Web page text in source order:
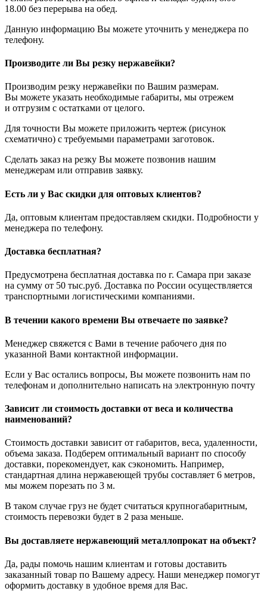
18.00 без перерыва на обед.
Данную информацию Вы можете уточнить у менеджера по
телефону.
Производите ли Вы резку нержавейки?
Производим резку нержавейки по Вашим размерам.
Вы можете указать необходимые габариты, мы отрежем
и отгрузим с остатками от целого.
Для точности Вы можете приложить чертеж (рисунок
схематично) с требуемыми параметрами заготовок.
Сделать заказ на резку Вы можете позвонив нашим
менеджерам или отправив заявку.
Есть ли у Вас скидки для оптовых клиентов?
Да, оптовым клиентам предоставляем скидки. Подробности у
менеджера по телефону.
Доставка бесплатная?
Предусмотрена бесплатная доставка по г. Самара при заказе
на сумму от 50 тыс.руб. Доставка по России осуществляется
транспортными логистическими компаниями.
В течении какого времени Вы отвечаете по заявке?
Менеджер свяжется с Вами в течение рабочего дня по
указанной Вами контактной информации.
Если у Вас остались вопросы, Вы можете позвонить нам по
телефонам и дополнительно написать на электронную почту
Зависит ли стоимость доставки от веса и количества
наименований?
Стоимость доставки зависит от габаритов, веса, удаленности,
объема заказа. Подберем оптимальный вариант по способу
доставки, порекомендует, как сэкономить. Например,
стандартная длина нержавеющей трубы составляет 6 метров,
мы можем порезать по 3 м.
В таком случае груз не будет считаться крупногабаритным,
стоимость перевозки будет в 2 раза меньше.
Вы доставляете нержавеющий металлопрокат на объект?
Да, рады помочь нашим клиентам и готовы доставить
заказанный товар по Вашему адресу. Наши менеджер помогут
оформить доставку в удобное время для Вас.